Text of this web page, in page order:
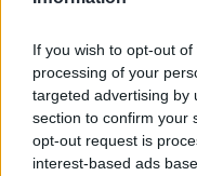
If you wish to opt-out
processing of your
targeted advertising by
section to confirm your
opt-out request is
interest-based ads
után nyertünk
szeretnék
Siófokon. Ami azt
akaratnak mindig
áldozatkészen kell